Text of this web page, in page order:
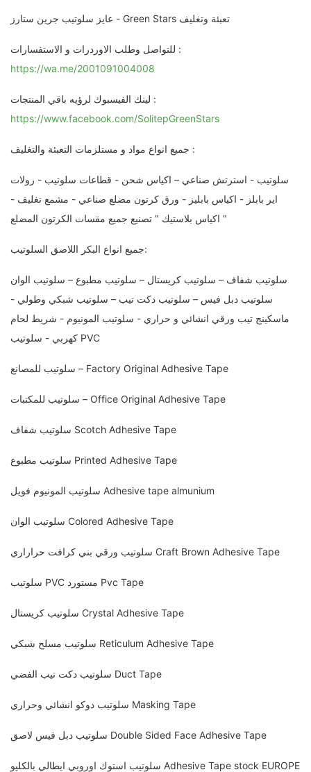
عايز سلوتيب جرين ستارز - Green Stars تعبئة وتغليف
للتواصل وطلب الاوردرات و الاستفسارات :
https://wa.me/2001091004008
لينك الفيسبوك لرؤيه باقي المنتجات :
https://www.facebook.com/SolitepGreenStars
جميع انواع مواد و مستلزمات التعبئة والتغليف :
سلوتيب - استرتش صناعي – اكياس شحن - قطاعات سلوتيب - رولات
اير بابلز - اكياس بابليز - ورق كرتون مضلع صناعي - مشمع تغليف -
اكياس بلاستيك " تصنيع جميع مقسات الكرتون المضلع "
جميع انواع البكر اللاصق السلوتيب:
سلوتيب شفاف – سلوتيب كريستال – سلوتيب مطبوع – سلوتيب الوان
سلوتيب دبل فيس – سلوتيب دكت تيب – سلوتيب شبكي وطولي -
ماسكينج تيب ورقي انشائي و حراري - سلوتيب المونيوم - شريط لحام
كهربي - سلوتيب PVC
سلوتيب للمصانع – Factory Original Adhesive Tape
سلوتيب للمكتبات – Office Original Adhesive Tape
سلوتيب شفاف Scotch Adhesive Tape
سلوتيب مطبوع Printed Adhesive Tape
سلوتيب المونيوم فويل Adhesive tape almunium
سلوتيب الوان Colored Adhesive Tape
سلوتيب ورقي بني كرافت حراراري Craft Brown Adhesive Tape
سلوتيب PVC مستورد Pvc Tape
سلوتيب كريستال Crystal Adhesive Tape
سلوتيب مسلح شبكي Reticulum Adhesive Tape
سلوتيب دكت تيب الفضي Duct Tape
سلوتيب دوكو انشائي وحراري Masking Tape
سلوتيب دبل فيس لاصق Double Sided Face Adhesive Tape
سلوتيب استوك اوروبي ايطالي بالكليو Adhesive Tape stock EUROPE